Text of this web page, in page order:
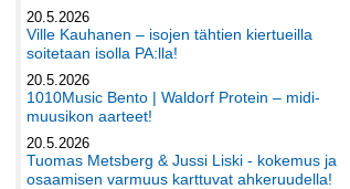
20.5.2026
Ville Kauhanen – isojen tähtien kiertueilla
soitetaan isolla PA:lla!
20.5.2026
1010Music Bento | Waldorf Protein – midi-
muusikon aarteet!
20.5.2026
Tuomas Metsberg & Jussi Liski - kokemus ja
osaamisen varmuus karttuvat ahkeruudella!